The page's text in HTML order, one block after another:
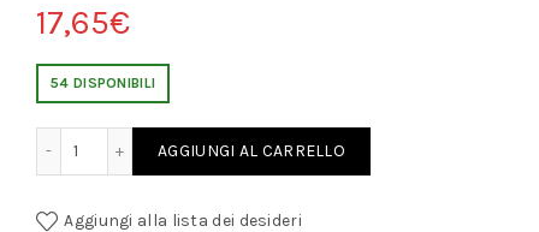
17,65€
54 DISPONIBILI
AGGIUNGI AL CARRELLO
Aggiungi alla lista dei desideri